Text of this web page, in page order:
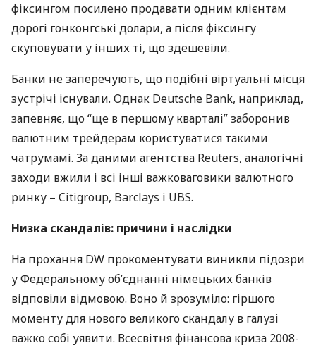
фіксингом посилено продавати одним клієнтам
дорогі гонконгські долари, а після фіксингу
скуповувати у інших ті, що здешевіли.
Банки не заперечують, що подібні віртуальні місця
зустрічі існували. Однак Deutsche Bank, наприклад,
запевняє, що “ще в першому кварталі” заборонив
валютним трейдерам користуватися такими
чатрумамі. За даними агентства Reuters, аналогічні
заходи вжили і всі інші важковаговики валютного
ринку – Citigroup, Barclays і UBS.
Низка скандалів: причини і наслідки
На прохання DW прокоментувати виникли підозри
у Федеральному об’єднанні німецьких банків
відповіли відмовою. Воно й зрозуміло: гіршого
моменту для нового великого скандалу в галузі
важко собі уявити. Всесвітня фінансова криза 2008-